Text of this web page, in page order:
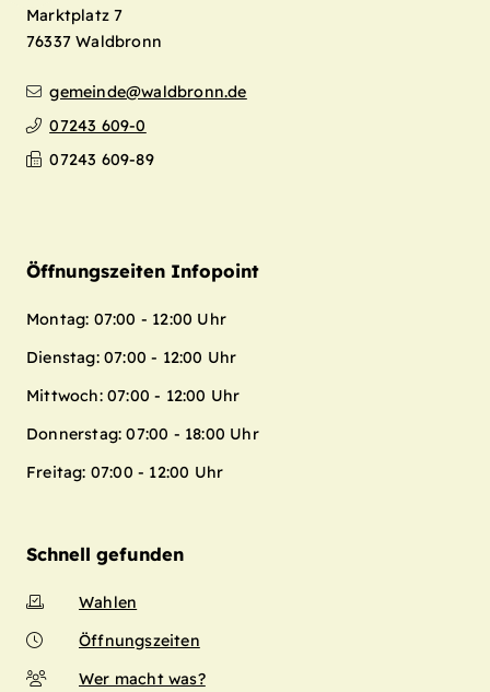
Marktplatz 7
76337 Waldbronn
gemeinde@waldbronn.de
07243 609-0
07243 609-89
Öffnungszeiten Infopoint
Montag: 07:00 - 12:00 Uhr
Dienstag: 07:00 - 12:00 Uhr
Mittwoch: 07:00 - 12:00 Uhr
Donnerstag: 07:00 - 18:00 Uhr
Freitag: 07:00 - 12:00 Uhr
Schnell gefunden
Wahlen
Öffnungszeiten
Wer macht was?